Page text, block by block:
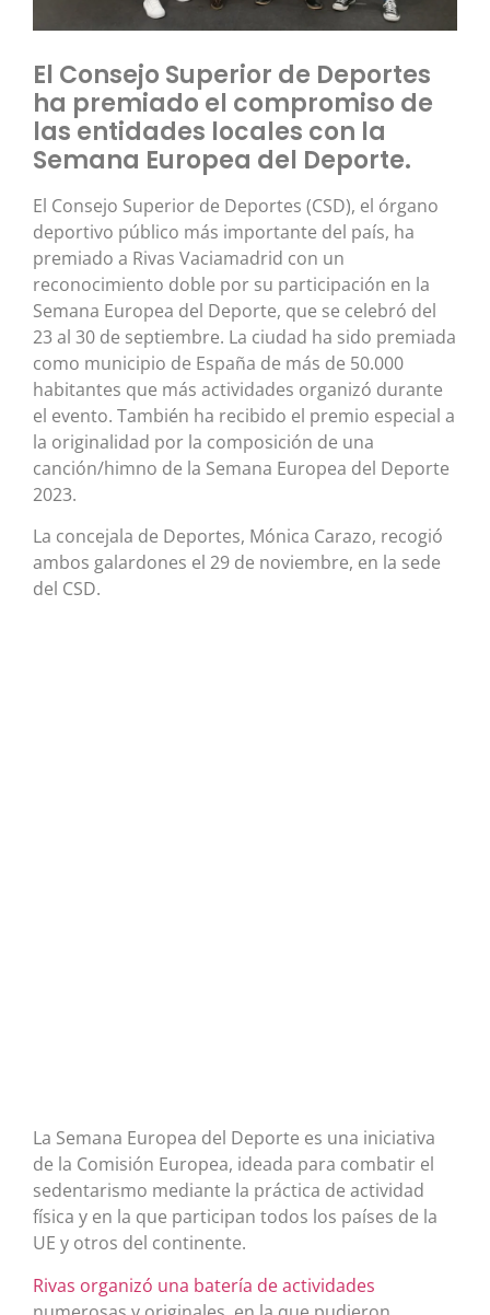
El Consejo Superior de Deportes
ha premiado el compromiso de
las entidades locales con la
Semana Europea del Deporte.
El Consejo Superior de Deportes (CSD), el órgano
deportivo público más importante del país, ha
premiado a Rivas Vaciamadrid con un
reconocimiento doble por su participación en la
Semana Europea del Deporte, que se celebró del
23 al 30 de septiembre. La ciudad ha sido premiada
como municipio de España de más de 50.000
habitantes que más actividades organizó durante
el evento. También ha recibido el premio especial a
la originalidad por la composición de una
canción/himno de la Semana Europea del Deporte
2023.
La concejala de Deportes, Mónica Carazo, recogió
ambos galardones el 29 de noviembre, en la sede
del CSD.
La Semana Europea del Deporte es una iniciativa
de la Comisión Europea, ideada para combatir el
sedentarismo mediante la práctica de actividad
física y en la que participan todos los países de la
UE y otros del continente.
Rivas organizó una batería de actividades